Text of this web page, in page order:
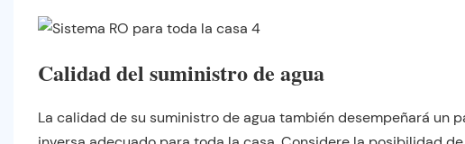
Calidad del suministro de agua
La calidad de su suministro de agua también desempeñará un